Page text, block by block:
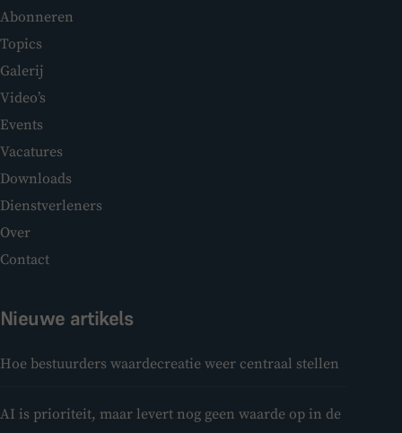
Abonneren
Topics
Galerij
Video’s
Events
Vacatures
Downloads
Dienstverleners
Over
Contact
Nieuwe artikels
Hoe bestuurders waardecreatie weer centraal stellen
AI is prioriteit, maar levert nog geen waarde op in de